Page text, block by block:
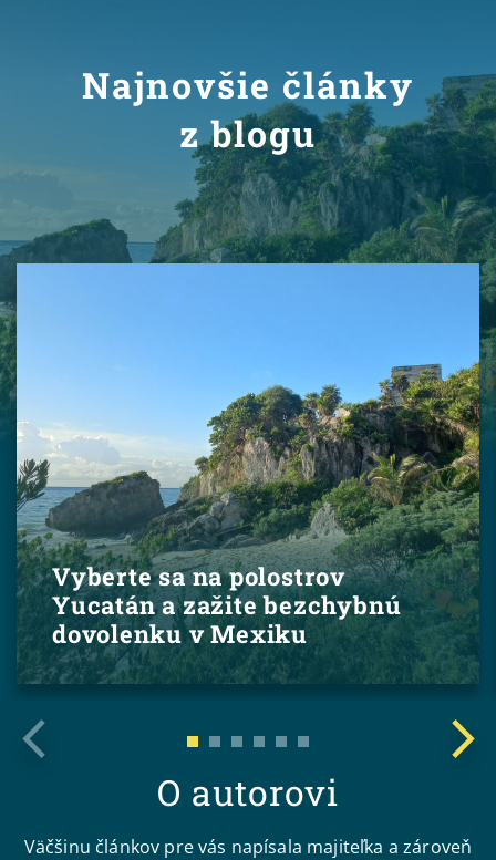
Najnovšie články
z blogu
Vyberte sa na polostrov
Yucatán a zažite bezchybnú
dovolenku v Mexiku
O autorovi
Väčšinu článkov pre vás napísala majiteľka a zároveň